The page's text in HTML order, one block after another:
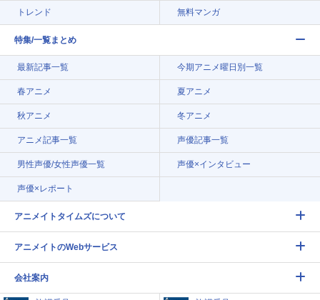
トレンド 無料マンガ
特集/一覧まとめ
最新記事一覧 今期アニメ曜日別一覧
春アニメ 夏アニメ
秋アニメ 冬アニメ
アニメ記事一覧 声優記事一覧
男性声優/女性声優一覧 声優×インタビュー
声優×レポート
アニメイトタイムズについて
アニメイトのWebサービス
会社案内